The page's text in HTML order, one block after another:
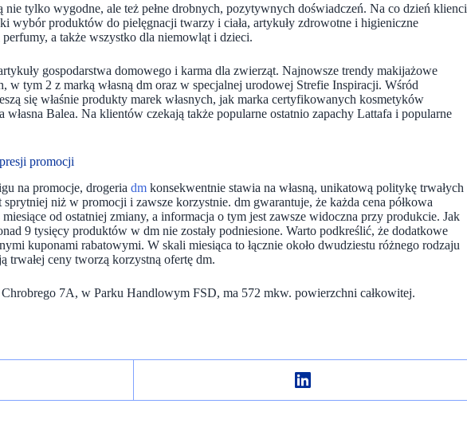
tylko wygodne, ale też pełne drobnych, pozytywnych doświadczeń. Na co dzień klienci
wybór produktów do pielęgnacji twarzy i ciała, artykuły zdrowotne i higieniczne
a także wszystko dla niemowląt i dzieci.
gospodarstwa domowego i karma dla zwierząt. Najnowsze trendy makijażowe
w tym 2 z marką własną dm oraz w specjalnej urodowej Strefie Inspiracji. Wśród
się właśnie produkty marek własnych, jak marka certyfikowanych kosmetyków
Balea. Na klientów czekają także popularne ostatnio zapachy Lattafa i popularne
promocji
na promocje, drogeria dm konsekwentnie stawia na własną, unikatową politykę trwałych
niż w promocji i zawsze korzystnie. dm gwarantuje, że każda cena półkowa
od ostatniej zmiany, a informacja o tym jest zawsze widoczna przy produkcie. Jak
9 tysięcy produktów w dm nie zostały podniesione. Warto podkreślić, że dodatkowe
kuponami rabatowymi. W skali miesiąca to łącznie około dwudziestu różnego rodzaju
trwałej ceny tworzą korzystną ofertę dm.
7A, w Parku Handlowym FSD, ma 572 mkw. powierzchni całkowitej.